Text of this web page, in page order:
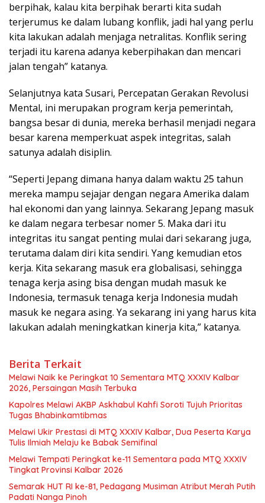
berpihak, kalau kita berpihak berarti kita sudah
terjerumus ke dalam lubang konflik, jadi hal yang perlu
kita lakukan adalah menjaga netralitas. Konflik sering
terjadi itu karena adanya keberpihakan dan mencari
jalan tengah” katanya.
Selanjutnya kata Susari, Percepatan Gerakan Revolusi
Mental, ini merupakan program kerja pemerintah,
bangsa besar di dunia, mereka berhasil menjadi negara
besar karena memperkuat aspek integritas, salah
satunya adalah disiplin.
“Seperti Jepang dimana hanya dalam waktu 25 tahun
mereka mampu sejajar dengan negara Amerika dalam
hal ekonomi dan yang lainnya. Sekarang Jepang masuk
ke dalam negara terbesar nomer 5. Maka dari itu
integritas itu sangat penting mulai dari sekarang juga,
terutama dalam diri kita sendiri. Yang kemudian etos
kerja. Kita sekarang masuk era globalisasi, sehingga
tenaga kerja asing bisa dengan mudah masuk ke
Indonesia, termasuk tenaga kerja Indonesia mudah
masuk ke negara asing. Ya sekarang ini yang harus kita
lakukan adalah meningkatkan kinerja kita,” katanya.
Berita Terkait
Melawi Naik ke Peringkat 10 Sementara MTQ XXXIV Kalbar
2026, Persaingan Masih Terbuka
Kapolres Melawi AKBP Askhabul Kahfi Soroti Tujuh Prioritas
Tugas Bhabinkamtibmas
Melawi Ukir Prestasi di MTQ XXXIV Kalbar, Dua Peserta Karya
Tulis Ilmiah Melaju ke Babak Semifinal
Melawi Tempati Peringkat ke-11 Sementara pada MTQ XXXIV
Tingkat Provinsi Kalbar 2026
Semarak HUT RI ke-81, Pedagang Musiman Atribut Merah Putih
Padati Nanga Pinoh